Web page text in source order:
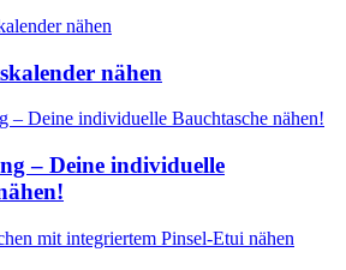
nähen
– Deine individuelle